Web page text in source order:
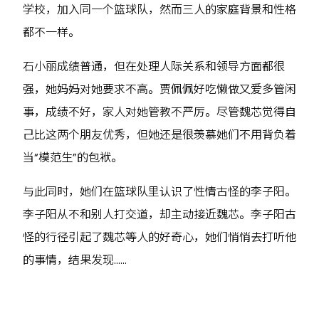
学校，加入同一个篮球队，然而三人的家庭背景和性格
都不一样。
石小丽成绩普通，但在处理人际关系和领导方面都很
强，她妈妈对她要求不高。贾佩佩好吃懒做又爱多管闲
事，成绩不好，家人对她管教不严厉。尽管魏芯觉得自
己比这两个朋友优秀，但她还是很羡慕她们不用背负着
当“模范生”的包袱。
与此同时，她们在篮球队里认识了性情古怪的李子阳。
李子阳从不和别人打交道，却主动接近魏芯。李子阳古
怪的行径引起了魏芯等人的好奇心，她们悄悄去打听他
的事情，结果发现……